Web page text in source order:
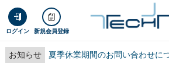
ログイン 新規会員登録
お知らせ 夏季休業期間のお問い合わせに